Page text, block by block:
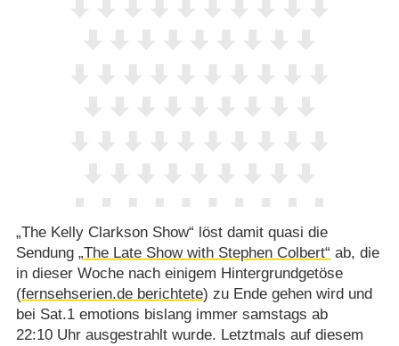
„The Kelly Clarkson Show“ löst damit quasi die
Sendung „The Late Show with Stephen Colbert“ ab, die
in dieser Woche nach einigem Hintergrundgetöse
(fernsehserien.de berichtete) zu Ende gehen wird und
bei Sat.1 emotions bislang immer samstags ab
22:10 Uhr ausgestrahlt wurde. Letztmals auf diesem